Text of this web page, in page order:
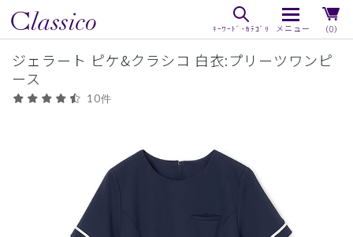
（0）
ジェラート ピケ&クラシコ 白衣:プリーツワンピ
ース
10件